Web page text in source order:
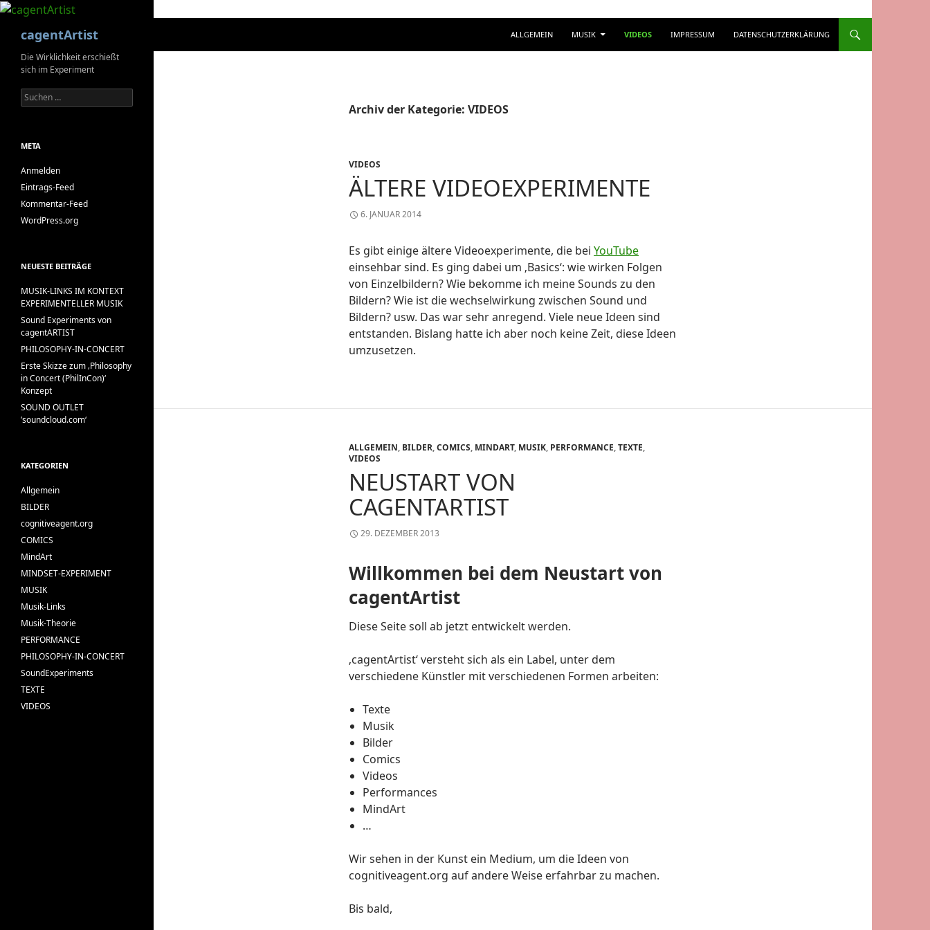
cagentArtist
ALLGEMEIN
MUSIK VIDEOS IMPRESSUM DATENSCHUTZERKLÄRUNG
Archiv der Kategorie: VIDEOS
VIDEOS
ÄLTERE VIDEOEXPERIMENTE
6. JANUAR 2014
Es gibt einige ältere Videoexperimente, die bei YouTube
einsehbar sind. Es ging dabei um ‚Basics‘: wie wirken Folgen
von Einzelbildern? Wie bekomme ich meine Sounds zu den
Bildern? Wie ist die wechselwirkung zwischen Sound und
Bildern? usw. Das war sehr anregend. Viele neue Ideen sind
entstanden. Bislang hatte ich aber noch keine Zeit, diese Ideen
umzusetzen.
ALLGEMEIN, BILDER,COMICS, MINDART, MUSIK, PERFORMANCE,TEXTE,
VIDEOS
NEUSTART VON
CAGENTARTIST
29. DEZEMBER 2013
Willkommen bei dem Neustart von
cagentArtist
Diese Seite soll ab jetzt entwickelt werden.
‚cagentArtist‘ versteht sich als ein Label, unter dem
verschiedene Künstler mit verschiedenen Formen arbeiten:
Texte
Musik
Bilder
Comics
Videos
Performances
MindArt
…
Wir sehen in der Kunst ein Medium, um die Ideen von
cognitiveagent.org auf andere Weise erfahrbar zu machen.
Bis bald,
Die Wirklichkeit erschießt
sich im Experiment
Suchen
nach:
META
Anmelden
Eintrags-Feed
Kommentar-Feed
WordPress.org
NEUESTE BEITRÄGE
MUSIK-LINKS IM KONTEXT
EXPERIMENTELLER MUSIK
Sound Experiments von
cagentARTIST
PHILOSOPHY-IN-CONCERT
Erste Skizze zum ‚Philosophy
in Concert (PhilInCon)‘
Konzept
SOUND OUTLET
’soundcloud.com‘
KATEGORIEN
Allgemein
BILDER
cognitiveagent.org
COMICS
MindArt
MINDSET-EXPERIMENT
MUSIK
Musik-Links
Musik-Theorie
PERFORMANCE
PHILOSOPHY-IN-CONCERT
SoundExperiments
TEXTE
VIDEOS